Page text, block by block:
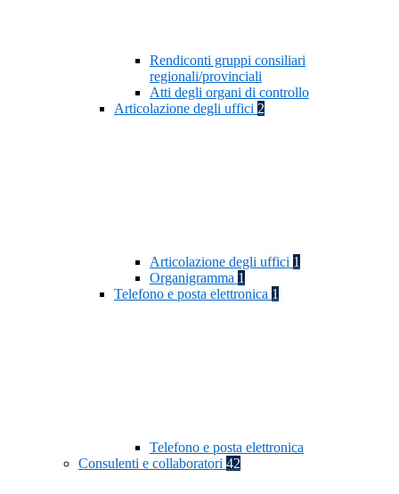
Rendiconti gruppi consiliari
regionali/provinciali
Atti degli organi di controllo
Articolazione degli uffici 2
Articolazione degli uffici 1
Organigramma 1
Telefono e posta elettronica 1
Telefono e posta elettronica
Consulenti e collaboratori 42